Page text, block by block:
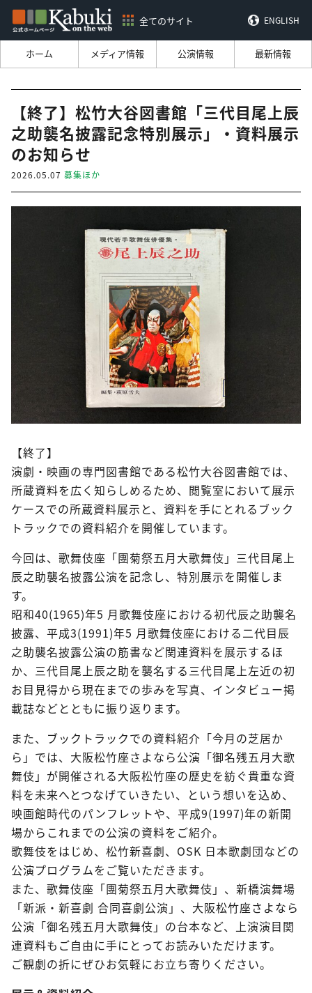
全てのサイト ENGLISH
ホーム メディア情報 公演情報 最新情報
【終了】松竹大谷図書館「三代目尾上辰
之助襲名披露記念特別展示」・資料展示
のお知らせ
2026.05.07 募集ほか
【終了】
演劇・映画の専門図書館である松竹大谷図書館では、
所蔵資料を広く知らしめるため、閲覧室において展示
ケースでの所蔵資料展示と、資料を手にとれるブック
トラックでの資料紹介を開催しています。
今回は、歌舞伎座「團菊祭五月大歌舞伎」三代目尾上
辰之助襲名披露公演を記念し、特別展示を開催しま
す。
昭和40(1965)年5 月歌舞伎座における初代辰之助襲名
披露、平成3(1991)年5 月歌舞伎座における二代目辰
之助襲名披露公演の筋書など関連資料を展示するほ
か、三代目尾上辰之助を襲名する三代目尾上左近の初
お目見得から現在までの歩みを写真、インタビュー掲
載誌などとともに振り返ります。
また、ブックトラックでの資料紹介「今月の芝居か
ら」では、大阪松竹座さよなら公演「御名残五月大歌
舞伎」が開催される大阪松竹座の歴史を紡ぐ貴重な資
料を未来へとつなげていきたい、という想いを込め、
映画館時代のパンフレットや、平成9(1997)年の新開
場からこれまでの公演の資料をご紹介。
歌舞伎をはじめ、松竹新喜劇、OSK 日本歌劇団などの
公演プログラムをご覧いただきます。
また、歌舞伎座「團菊祭五月大歌舞伎」、新橋演舞場
「新派・新喜劇 合同喜劇公演」、大阪松竹座さよなら
公演「御名残五月大歌舞伎」の台本など、上演演目関
連資料もご自由に手にとってお読みいただけます。
ご観劇の折にぜひお気軽にお立ち寄りください。